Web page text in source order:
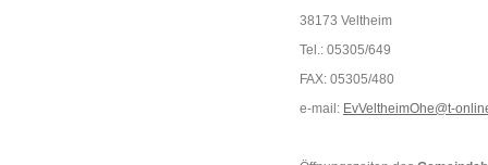
38173 Veltheim
Tel.: 05305/649
FAX: 05305/480
e-mail: EvVeltheimOhe@t-